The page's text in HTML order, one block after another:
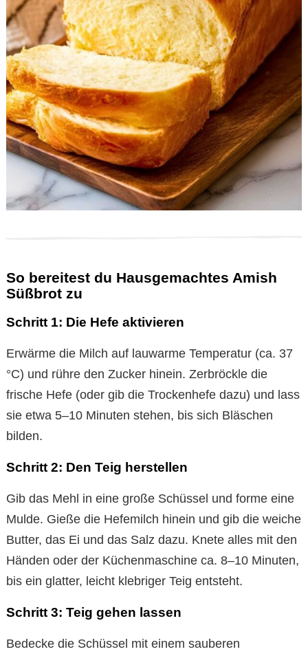
So bereitest du Hausgemachtes Amish
Süßbrot zu
Schritt 1: Die Hefe aktivieren
Erwärme die Milch auf lauwarme Temperatur (ca. 37
°C) und rühre den Zucker hinein. Zerbröckle die
frische Hefe (oder gib die Trockenhefe dazu) und lass
sie etwa 5–10 Minuten stehen, bis sich Bläschen
bilden.
Schritt 2: Den Teig herstellen
Gib das Mehl in eine große Schüssel und forme eine
Mulde. Gieße die Hefemilch hinein und gib die weiche
Butter, das Ei und das Salz dazu. Knete alles mit den
Händen oder der Küchenmaschine ca. 8–10 Minuten,
bis ein glatter, leicht klebriger Teig entsteht.
Schritt 3: Teig gehen lassen
Bedecke die Schüssel mit einem sauberen